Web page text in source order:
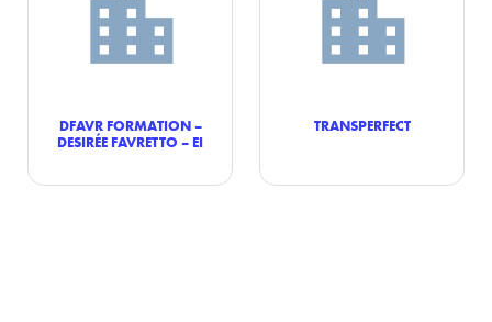
DFAVR FORMATION –
DESIRÉE FAVRETTO – EI
TRANSPERFECT